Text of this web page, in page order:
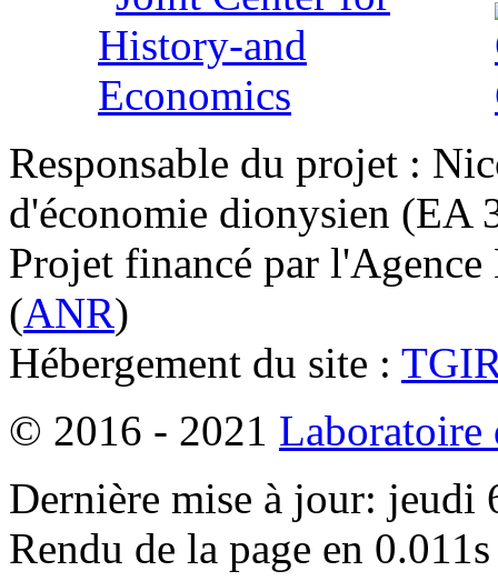
Responsable du projet :
d'économie dionysien
Projet financé par l'Agence
(ANR)
Hébergement du site :
© 2016 - 2021 Laboratoire
Dernière mise à jour:
Rendu de la page en 0.011s